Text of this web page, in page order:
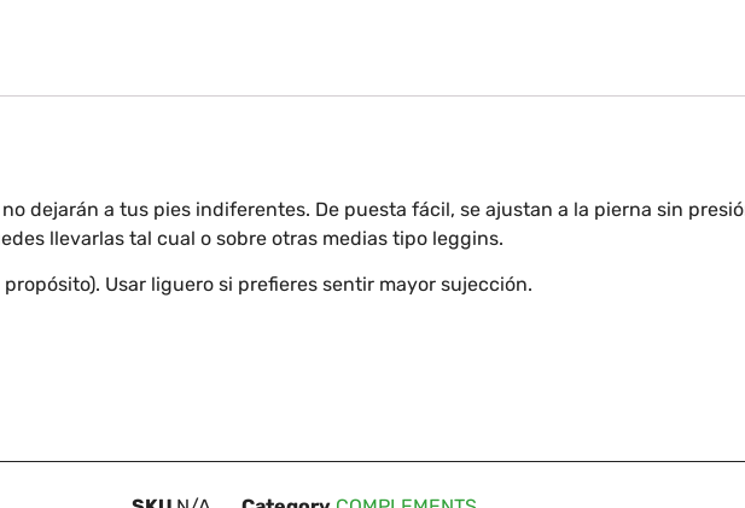
dejarán a tus pies indiferentes. De puesta fácil, se ajustan a la pierna sin
llevarlas tal cual o sobre otras medias tipo leggins.
Usar liguero si prefieres sentir mayor sujección.